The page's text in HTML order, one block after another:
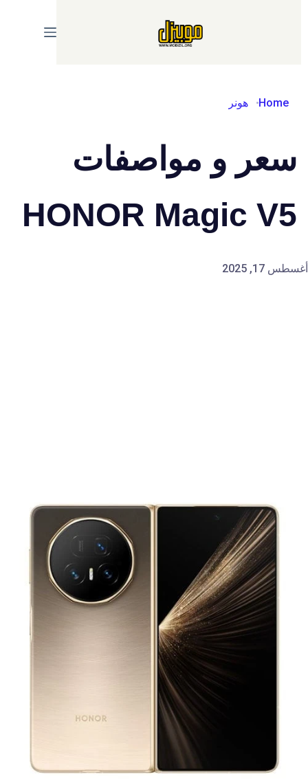
Home هونر
سعر و مواصفات
HONOR Magic V5
أغسطس 17, 2025